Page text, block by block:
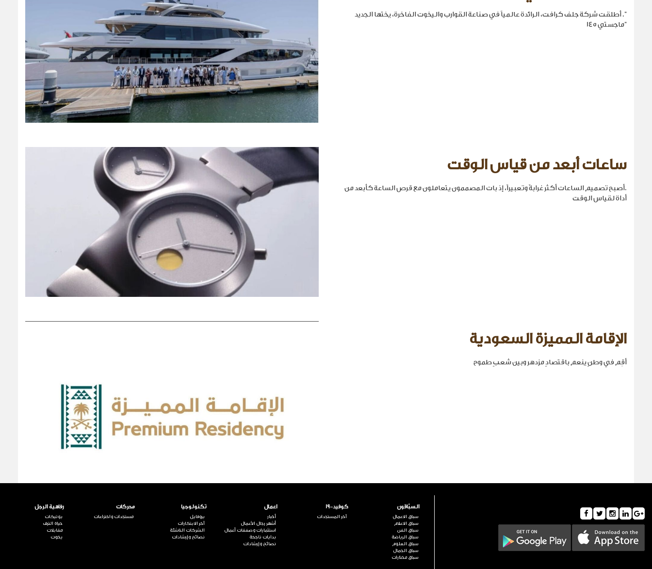
". أطلقت شركة جلف كرافت، الرائدة عالمياً في صناعة القوارب واليخوت الفاخرة، يختها الجديد
"ماجستي 145
ساعات أبعد من قياس الوقت
.أصبح تصميم الساعات أكثر غرابةً وتعبيراً، إذ بات المصممون يتعاملون مع قرص الساعة كأبعد من
أداة لقياس الوقت
الإقامة المميزة السعودية
أقِم في وطنٍ ينعم باقتصادٍ مزدهر وبين شعبٍ طموح
السبّاقون
سباق الاعمال
سباق الاعلام
سباق الفن
سباق الرياضة
سباق العلوم
سباق الجمال
سباق مختارات
كوفيد-19
آخر المستجدات
اعمال
أخبار
أشهر رجال الأعمال
استثمارات وصفقات أعمال
بدايات ناجحة
نصائح وإرشادات
تكنولوجيا
بروفايل
آخر الابتكارات
الشركات الناشئة
نصائح وإرشادات
محركات
مستجدات واختراعات
رفاهية الرجل
بوتيكات
حياة الترف
مقابلات
يخوت